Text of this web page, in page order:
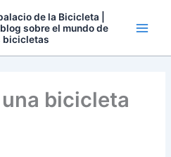
de la Bicicleta |
sobre el mundo de
bicicletas
bicicleta